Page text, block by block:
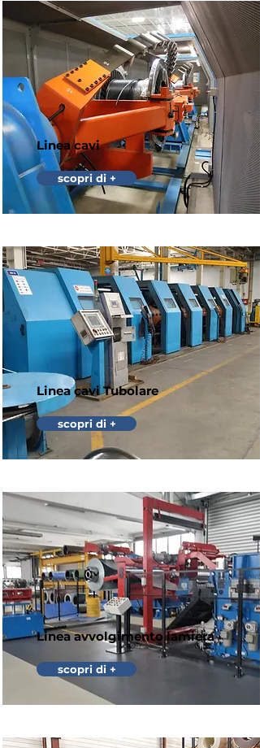
Linea cavi
scopri di +
Linea cavi Tubolare
scopri di +
Linea avvolgimento lamiera
scopri di +